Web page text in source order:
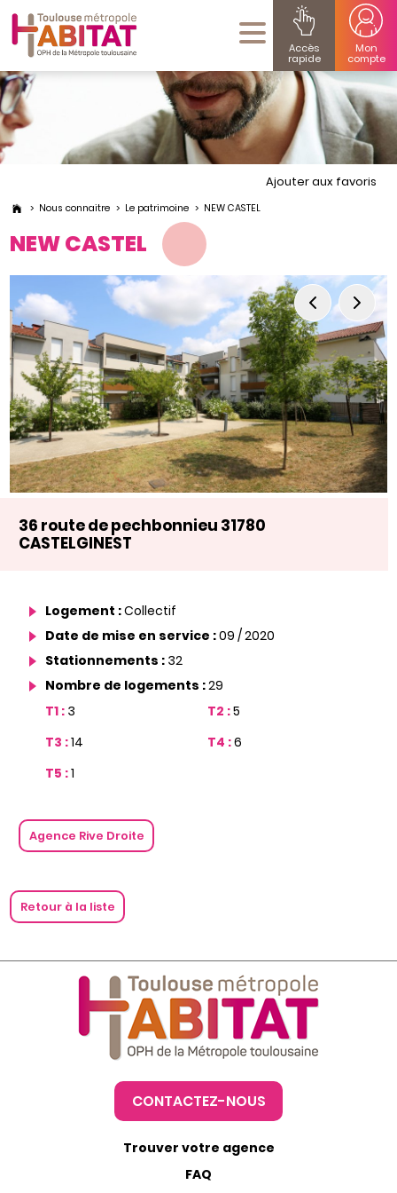
Accès
rapide
Mon
compte
Nous connaitre Le patrimoine NEW CASTEL
Ajouter aux favoris
NEW CASTEL
36 route de pechbonnieu 31780
CASTELGINEST
Logement :Collectif
Date de mise en service :09 / 2020
Stationnements : 32
Nombre de logements :29
T1 : 3 T2 :5
T3 :14 T4 :6
T5 :1
Agence Rive Droite
Retour à la liste
CONTACTEZ-NOUS
Trouver votre agence
FAQ